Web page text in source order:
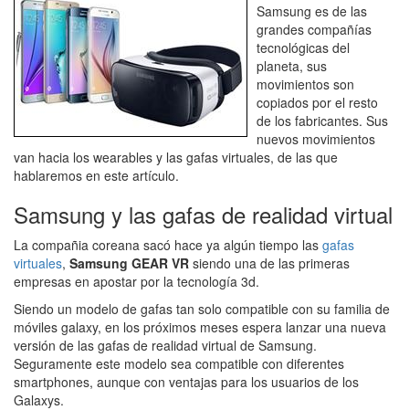
Samsung es de las
grandes compañías
tecnológicas del
planeta, sus
movimientos son
copiados por el resto
de los fabricantes. Sus
nuevos movimientos
van hacia los wearables y las gafas virtuales, de las que
hablaremos en este artículo.
Samsung y las gafas de realidad virtual
La compañia coreana sacó hace ya algún tiempo las gafas
virtuales, Samsung GEAR VR siendo una de las primeras
empresas en apostar por la tecnología 3d.
Siendo un modelo de gafas tan solo compatible con su familia de
móviles galaxy, en los próximos meses espera lanzar una nueva
versión de las gafas de realidad virtual de Samsung.
Seguramente este modelo sea compatible con diferentes
smartphones, aunque con ventajas para los usuarios de los
Galaxys.